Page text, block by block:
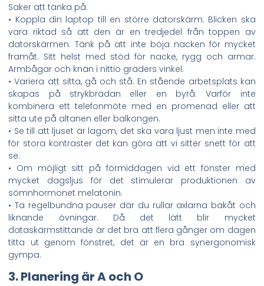
Saker att tänka på:
• Koppla din laptop till en större datorskärm. Blicken ska
vara riktad så att den är en tredjedel från toppen av
datorskärmen. Tänk på att inte böja nacken för mycket
framåt. Sitt helst med stöd för nacke, rygg och armar.
Armbågar och knän i nittio graders vinkel.
• Variera att sitta, gå och stå. En stående arbetsplats kan
skapas på strykbrädan eller en byrå. Varför inte
kombinera ett telefonmöte med en promenad eller att
sitta ute på altanen eller balkongen.
• Se till att ljuset är lagom, det ska vara ljust men inte med
för stora kontraster det kan göra att vi sitter snett för att
se.
• Om möjligt sitt på förmiddagen vid ett fönster med
mycket dagsljus för det stimulerar produktionen av
sömnhormonet melatonin.
• Ta regelbundna pauser där du rullar axlarna bakåt och
liknande övningar. Då det lätt blir mycket
dataskärmstittande är det bra att flera gånger om dagen
titta ut genom fönstret, det är en bra synergonomisk
gympa.
3. Planering är A och O